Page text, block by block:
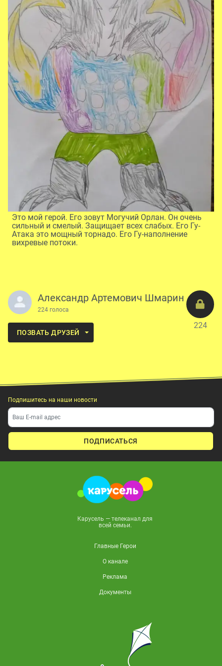
Это мой герой. Его зовут Могучий Орлан. Он очень
сильный и смелый. Защищает всех слабых. Его Гу-
Атака это мощный торнадо. Его Гу-наполнение
вихревые потоки.
224
Александр Артемович Шмарин
224 голоса
ПОЗВАТЬ ДРУЗЕЙ
Подпишитесь на наши новости
ПОДПИСАТЬСЯ
Карусель — телеканал для
всей семьи.
Главные Герои
О канале
Реклама
Документы